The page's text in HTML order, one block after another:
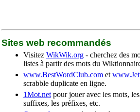
Sites web recommandés
Visitez WikWik.org - cherchez des
listes à partir des mots du
www.BestWordClub.com et
scrabble duplicate en ligne.
1Mot.net pour jouer avec les mots,
suffixes, les préfixes, etc.